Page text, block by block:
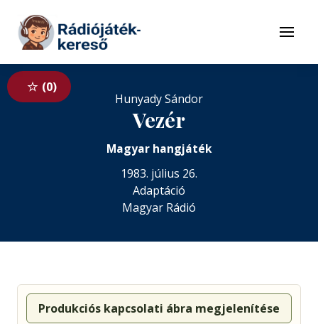
Tovább a tartalomhoz
Menü
0
Hunyady Sándor
Vezér
Magyar hangjáték
1983. július 26.
Adaptáció
Magyar Rádió
Produkciós kapcsolati ábra megjelenítése